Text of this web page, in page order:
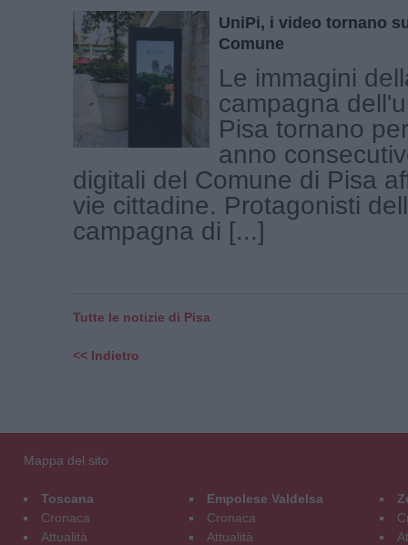
UniPi, i video tornano
Comune
Le immagini
campagna
Pisa tornano
anno
digitali del Comune di Pisa
vie cittadine. Protagonisti
campagna di [...]
Tutte le notizie di Pisa
<< Indietro
Mappa del sito
Toscana
Cronaca
Attualità
Empolese Valdelsa
Cronaca
Attualità